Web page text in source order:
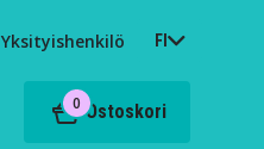
Yksityishenkilö FI
0 Ostoskori